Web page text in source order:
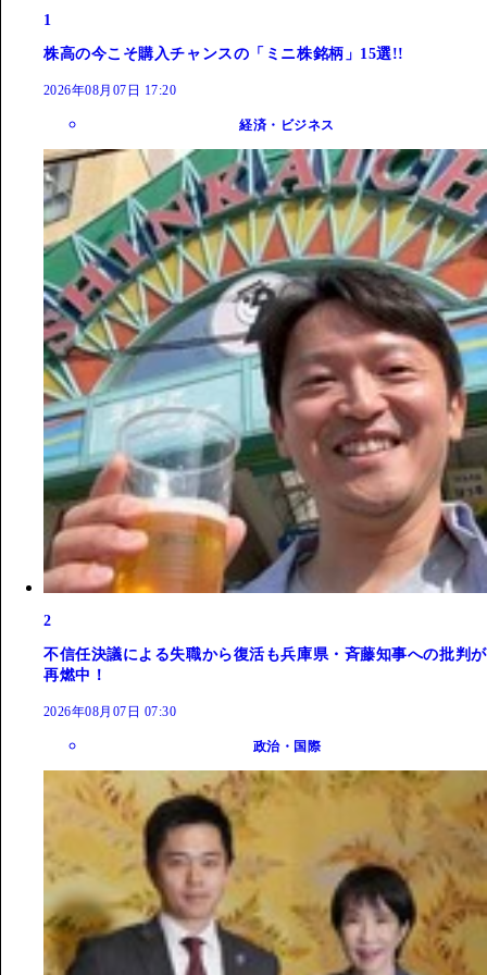
1
株高の今こそ購入チャンスの「ミニ株銘柄」15選!!
2026年08月07日 17:20
経済・ビジネス
2
不信任決議による失職から復活も兵庫県・斉藤知事への批判が
再燃中！
2026年08月07日 07:30
政治・国際